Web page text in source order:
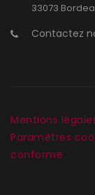
33073
Contactez
Mentions
Paramètres
conforme